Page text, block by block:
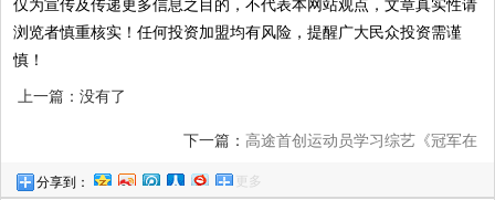
仅为宣传及传递更多信息之目的，不代表本网站观点，文章真实性请
浏览者慎重核实！任何投资加盟均有风险，提醒广大民众投资需谨
慎！
上一篇：没有了
下一篇： 高途首创运动员学习综艺《冠军在
高途》，打造“体育+教育”新模式
分享到： 更多